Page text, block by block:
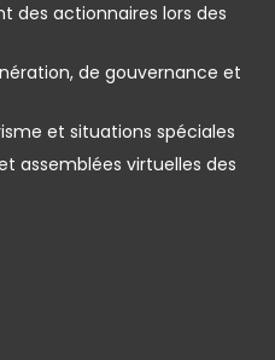
des actionnaires lors des
de gouvernance et
et situations spéciales
assemblées virtuelles des